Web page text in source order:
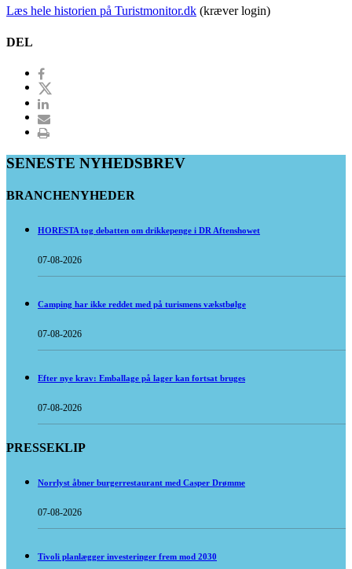
Læs hele historien på Turistmonitor.dk (kræver login)
DEL
SENESTE NYHEDSBREV
BRANCHENYHEDER
HORESTA tog debatten om drikkepenge i DR Aftenshowet
07-08-2026
Camping har ikke reddet med på turismens vækstbølge
07-08-2026
Efter nye krav: Emballage på lager kan fortsat bruges
07-08-2026
PRESSEKLIP
Norrlyst åbner burgerrestaurant med Casper Drømme
07-08-2026
Tivoli planlægger investeringer frem mod 2030